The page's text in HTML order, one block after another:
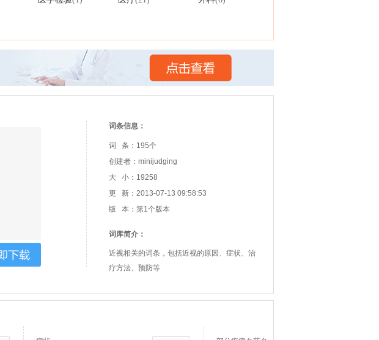
词条信息：
词 条：195个
创建者：minijudging
大 小：19258
更 新：2013-07-13 09:58:53
版 本：第1个版本
词库简介：
近视相关的词条，包括近视的原因、症状、治
疗方法、预防等